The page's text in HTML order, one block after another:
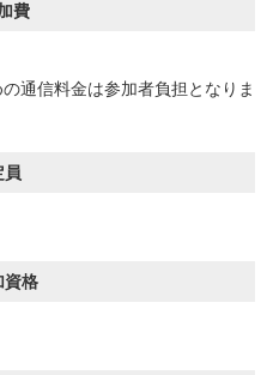
費
通信料金は参加者負担となりま
員
資格